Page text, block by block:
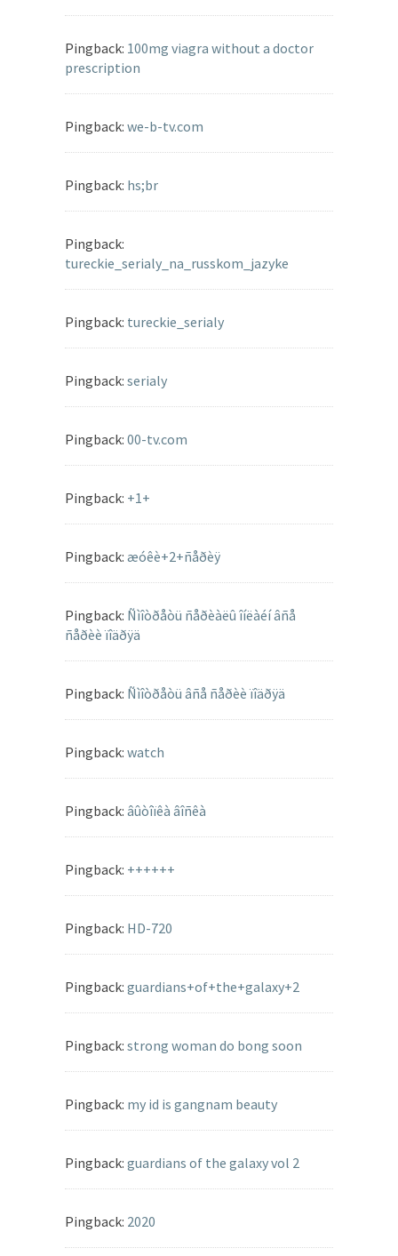
Pingback: 100mg viagra without a doctor
prescription
Pingback: we-b-tv.com
Pingback: hs;br
Pingback:
tureckie_serialy_na_russkom_jazyke
Pingback: tureckie_serialy
Pingback: serialy
Pingback: 00-tv.com
Pingback: +1+
Pingback: æóêè+2+ñåðèÿ
Pingback: Ñìîòðåòü ñåðèàëû îíëàéí âñå
ñåðèè ïîäðÿä
Pingback: Ñìîòðåòü âñå ñåðèè ïîäðÿä
Pingback: watch
Pingback: âûòîïêà âîñêà
Pingback: ++++++
Pingback: HD-720
Pingback: guardians+of+the+galaxy+2
Pingback: strong woman do bong soon
Pingback: my id is gangnam beauty
Pingback: guardians of the galaxy vol 2
Pingback: 2020